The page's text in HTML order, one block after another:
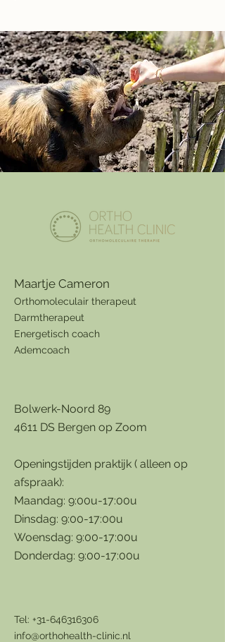
Maartje Cameron
Orthomoleculair therapeut
Darmtherapeut
Energetisch coach
Ademcoach
​Bolwerk-Noord 89
4611 DS Bergen op Zoom
Openingstijden praktijk ( alleen op
afspraak):
Maandag: 9:00u-17:00u
Dinsdag: 9:00-17:00u
Woensdag: 9:00-17:00u
Donderdag: 9:00-17:00u
Tel: +31-646316306
info@orthohealth-clinic.nl